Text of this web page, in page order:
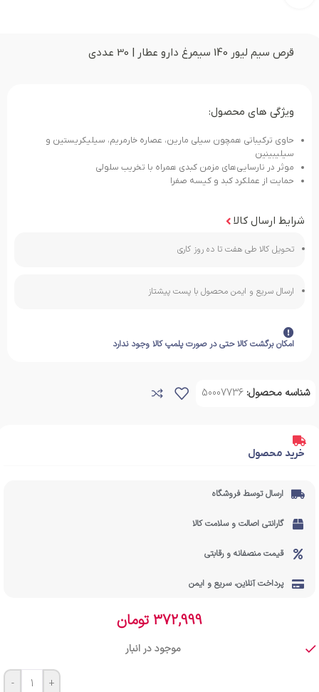
قرص سیم لیور 140 سیمرغ دارو عطار | 30 عددی
ویژگی های محصول:
حاوی ترکیباتی همچون سیلی مارین، عصاره خارمریم، سیلیکریستین و
سیلیبینین
موثر در نارسایی‌های مزمن کبدی همراه با تخریب سلولی
حمایت از عملکرد کبد و کیسه صفرا
شرایط ارسال کالا
تحویل کالا طی هفت تا ده روز کاری
ارسال سریع و ایمن محصول با پست پیشتاز
امکان برگشت کالا حتی در صورت پلمپ کالا وجود ندارد
شناسه محصول: 50007736
خرید محصول
ارسال توسط فروشگاه
گارانتی اصالت و سلامت کالا
قیمت منصفانه و رقابتی
پرداخت آنلاین، سریع و ایمن
372,999 تومان
موجود در انبار
- +